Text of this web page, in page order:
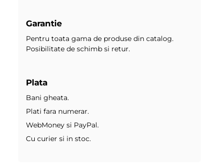
Garantie
Pentru toata gama de produse din catalog.
Posibilitate de schimb si retur.
Plata
Bani gheata.
Plati fara numerar.
WebMoney si PayPal.
Cu curier si in stoc.